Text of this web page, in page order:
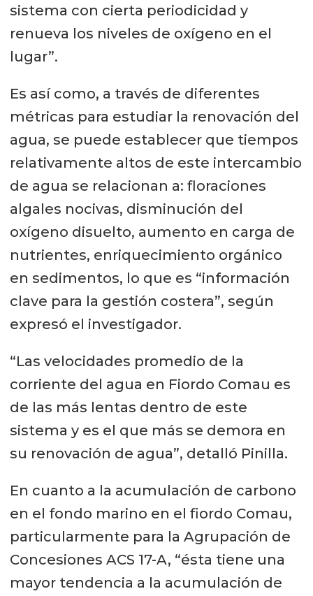
sistema con cierta periodicidad y
renueva los niveles de oxígeno en el
lugar”.
Es así como, a través de diferentes
métricas para estudiar la renovación del
agua, se puede establecer que tiempos
relativamente altos de este intercambio
de agua se relacionan a: floraciones
algales nocivas, disminución del
oxígeno disuelto, aumento en carga de
nutrientes, enriquecimiento orgánico
en sedimentos, lo que es “información
clave para la gestión costera”, según
expresó el investigador.
“Las velocidades promedio de la
corriente del agua en Fiordo Comau es
de las más lentas dentro de este
sistema y es el que más se demora en
su renovación de agua”, detalló Pinilla.
En cuanto a la acumulación de carbono
en el fondo marino en el fiordo Comau,
particularmente para la Agrupación de
Concesiones ACS 17-A, “ésta tiene una
mayor tendencia a la acumulación de